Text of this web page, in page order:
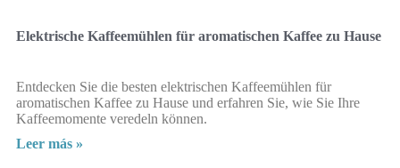
Elektrische Kaffeemühlen für aromatischen Kaffee zu Hause
Entdecken Sie die besten elektrischen Kaffeemühlen für
aromatischen Kaffee zu Hause und erfahren Sie, wie Sie Ihre
Kaffeemomente veredeln können.
Leer más »